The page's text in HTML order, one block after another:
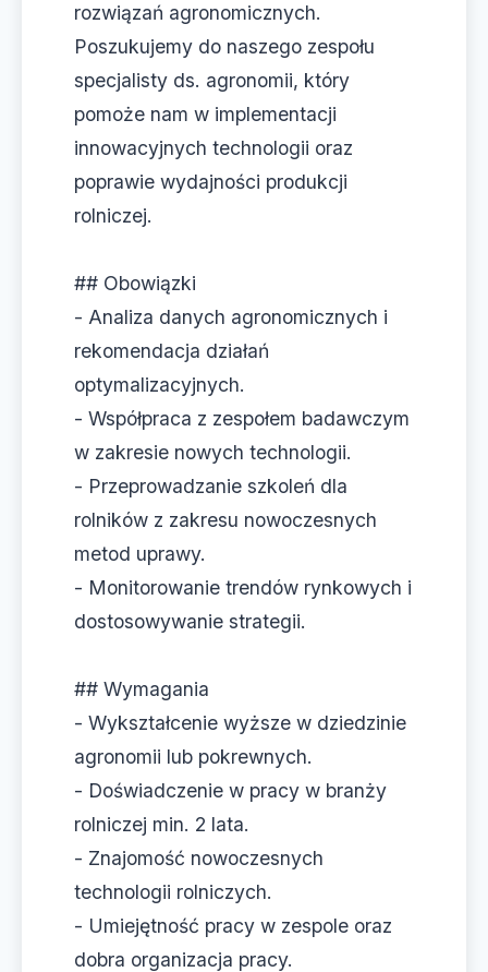
rozwiązań agronomicznych.
Poszukujemy do naszego zespołu
specjalisty ds. agronomii, który
pomoże nam w implementacji
innowacyjnych technologii oraz
poprawie wydajności produkcji
rolniczej.
## Obowiązki
- Analiza danych agronomicznych i
rekomendacja działań
optymalizacyjnych.
- Współpraca z zespołem badawczym
w zakresie nowych technologii.
- Przeprowadzanie szkoleń dla
rolników z zakresu nowoczesnych
metod uprawy.
- Monitorowanie trendów rynkowych i
dostosowywanie strategii.
## Wymagania
- Wykształcenie wyższe w dziedzinie
agronomii lub pokrewnych.
- Doświadczenie w pracy w branży
rolniczej min. 2 lata.
- Znajomość nowoczesnych
technologii rolniczych.
- Umiejętność pracy w zespole oraz
dobra organizacja pracy.